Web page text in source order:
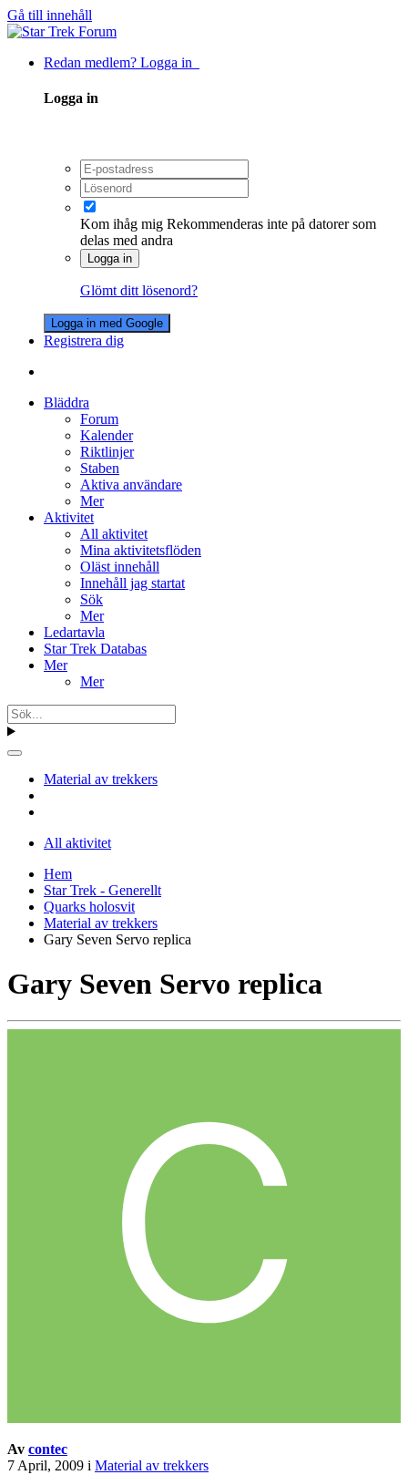
Gå till innehåll
Redan medlem? Logga in
Logga in
Kom ihåg mig Rekommenderas inte på datorer som
delas med andra
Logga in
Glömt ditt lösenord?
Logga in med Google
Registrera dig
Bläddra
Forum
Kalender
Riktlinjer
Staben
Aktiva användare
Mer
Aktivitet
All aktivitet
Mina aktivitetsflöden
Oläst innehåll
Innehåll jag startat
Sök
Mer
Ledartavla
Star Trek Databas
Mer
Mer
Material av trekkers
All aktivitet
Hem
Star Trek - Generellt
Quarks holosvit
Material av trekkers
Gary Seven Servo replica
Gary Seven Servo replica
Av contec
7 April, 2009 i Material av trekkers